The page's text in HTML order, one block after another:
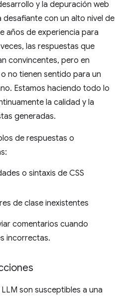
y la depuración web
con un alto nivel de
años de experiencia para
las respuestas que
convincentes, pero en
no tienen sentido para un
Estamos haciendo todo lo
la calidad y la
generadas.
de respuestas o
o sintaxis de CSS
de clase inexistentes
comentarios cuando
incorrectas.
son susceptibles a una